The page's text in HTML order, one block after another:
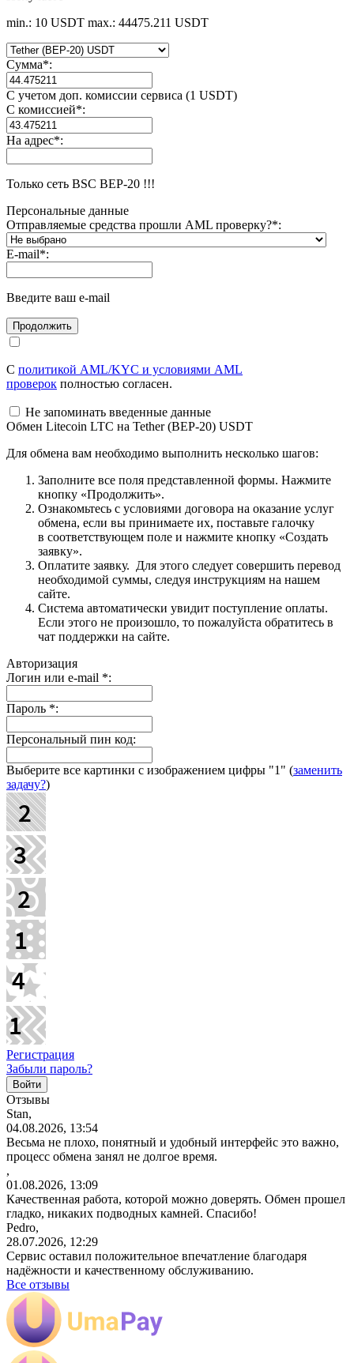
min.: 10 USDT max.: 44475.211 USDT
Сумма*:
С учетом доп. комиссии сервиса (1 USDT)
С комиссией*:
На адрес*:
Только сеть BSC BEP-20 !!!
Персональные данные
Отправляемые средства прошли AML проверку?*:
E-mail*:
Введите ваш e-mail
С политикой AML/KYC и условиями AML
проверок полностью согласен.
Не запоминать введенные данные
Обмен Litecoin LTC на Tether (BEP-20) USDT
Для обмена вам необходимо выполнить несколько шагов:
Заполните все поля представленной формы. Нажмите
кнопку «Продолжить».
Ознакомьтесь с условиями договора на оказание услуг
обмена, если вы принимаете их, поставьте галочку
в соответствующем поле и нажмите кнопку «Создать
заявку».
Оплатите заявку. Для этого следует совершить перевод
необходимой суммы, следуя инструкциям на нашем
сайте.
Система автоматически увидит поступление оплаты.
Если этого не произошло, то пожалуйста обратитесь в
чат поддержки на сайте.
Авторизация
Логин или e-mail *:
Пароль *:
Персональный пин код:
Выберите все картинки с изображением цифры "1" (заменить
задачу?)
Регистрация
Забыли пароль?
Отзывы
Stan,
04.08.2026, 13:54
Весьма не плохо, понятный и удобный интерфейс это важно,
процесс обмена занял не долгое время.
,
01.08.2026, 13:09
Качественная работа, которой можно доверять. Обмен прошел
гладко, никаких подводных камней. Спасибо!
Pedro,
28.07.2026, 12:29
Сервис оставил положительное впечатление благодаря
надёжности и качественному обслуживанию.
Все отзывы